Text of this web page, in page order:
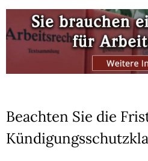
Beachten Sie die